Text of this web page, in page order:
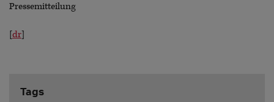
Pressemitteilung
[dr]
Tags